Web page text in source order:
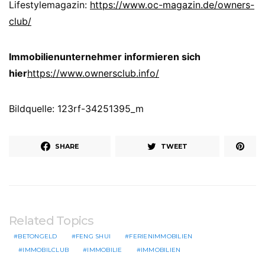
Lifestylemagazin: https://www.oc-magazin.de/owners-
club/
Immobilienunternehmer informieren sich
hierhttps://www.ownersclub.info/
Bildquelle: 123rf-34251395_m
SHARE TWEET
Related Topics
BETONGELD FENG SHUI
FERIENIMMOBILIEN
IMMOBILCLUB
IMMOBILIE
IMMOBILIEN